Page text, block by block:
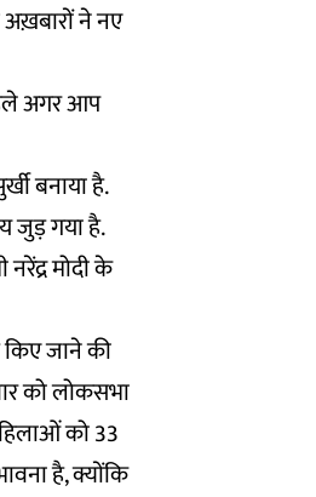
ने नए
अगर आप
बनाया है.
जुड़ गया है.
मोदी के
जाने की
को लोकसभा
को 33
है, क्योंकि